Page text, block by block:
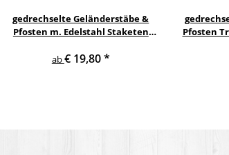
gedrechselte Geländerstäbe &
Pfosten m. Edelstahl Staketen
ab€ 19,80*
Pfosten